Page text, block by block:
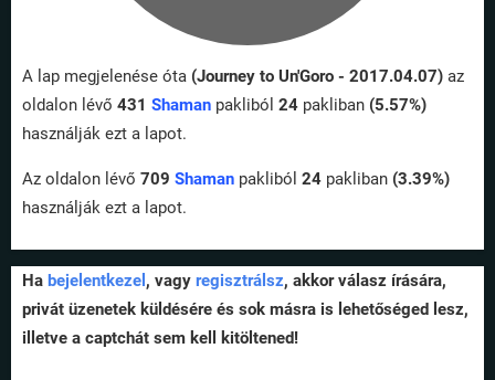
A lap megjelenése óta (Journey to Un'Goro - 2017.04.07) az
oldalon lévő 431 Shaman pakliból 24 pakliban (5.57%)
használják ezt a lapot.
Az oldalon lévő 709 Shaman pakliból 24 pakliban (3.39%)
használják ezt a lapot.
Ha bejelentkezel , vagy regisztrálsz, akkor válasz írására,
privát üzenetek küldésére és sok másra is lehetőséged lesz,
illetve a captchát sem kell kitöltened!